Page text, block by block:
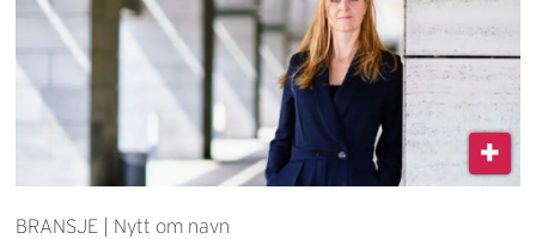
BRANSJE | Nytt om navn